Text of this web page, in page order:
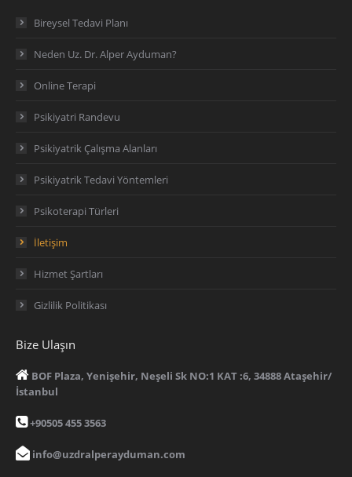
Bireysel Tedavi Planı
Neden Uz. Dr. Alper Ayduman?
Online Terapi
Psikiyatri Randevu
Psikiyatrik Çalışma Alanları
Psikiyatrik Tedavi Yöntemleri
Psikoterapi Türleri
İletişim
Hizmet Şartları
Gizlilik Politikası
Bize Ulaşın
BOF Plaza, Yenişehir, Neşeli Sk NO:1 KAT :6, 34888 Ataşehir/
İstanbul
+90505 455 3563
info@uzdralperayduman.com